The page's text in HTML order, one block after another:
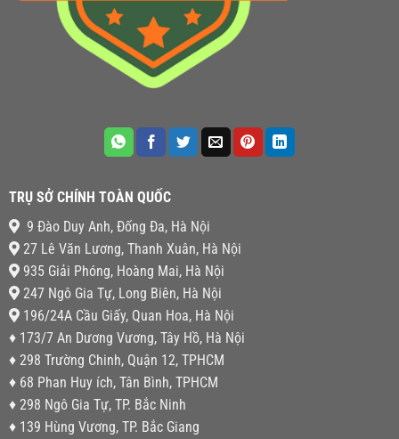
TRỤ SỞ CHÍNH TOÀN QUỐC
9 Đào Duy Anh, Đống Đa, Hà Nội
27 Lê Văn Lương, Thanh Xuân, Hà Nội
935 Giải Phóng, Hoàng Mai, Hà Nội
247 Ngô Gia Tự, Long Biên, Hà Nội
196/24A Cầu Giấy, Quan Hoa, Hà Nội
♦ 173/7 An Dương Vương, Tây Hồ, Hà Nội
♦ 298 Trường Chinh, Quận 12, TPHCM
♦ 68 Phan Huy ích, Tân Bình, TPHCM
♦ 298 Ngô Gia Tự, TP. Bắc Ninh
♦ 139 Hùng Vương, TP. Bắc Giang